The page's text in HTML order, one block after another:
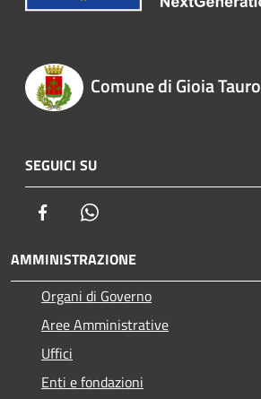
Comune di Gioia Tauro
SEGUICI SU
Facebook
AMMINISTRAZIONE
Organi di Governo
Aree Amministrative
Uffici
Enti e fondazioni